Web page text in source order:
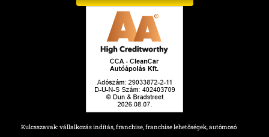
Kulcsszavak: vállalkozás indítás, franchise, franchise lehetőségek, autómosó